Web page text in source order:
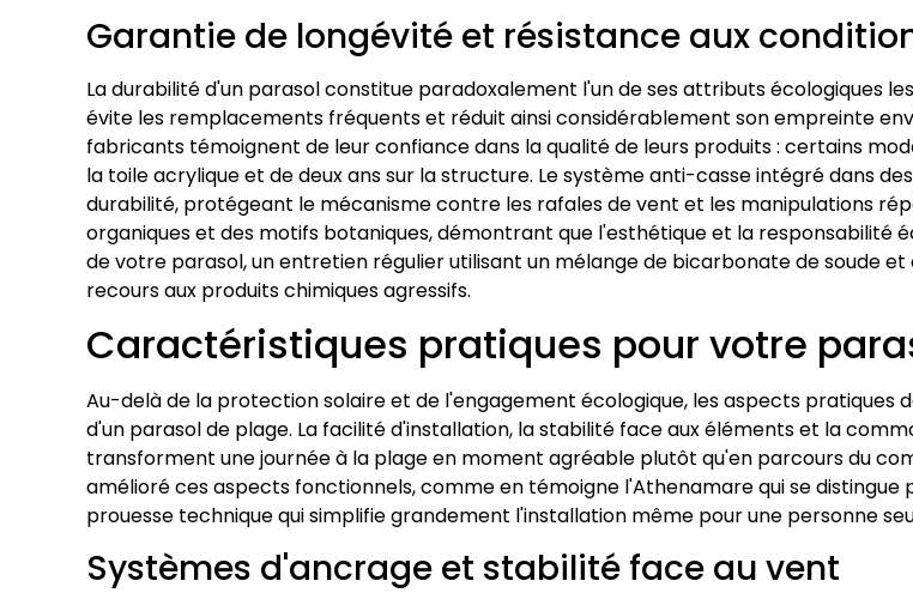
Garantie de longévité et résistance aux
La durabilité d'un parasol constitue paradoxalement l'un de ses attributs écologiques
évite les remplacements fréquents et réduit ainsi considérablement son empreinte
fabricants témoignent de leur confiance dans la qualité de leurs produits : certains
la toile acrylique et de deux ans sur la structure. Le système anti-casse intégré dans
durabilité, protégeant le mécanisme contre les rafales de vent et les manipulations
organiques et des motifs botaniques, démontrant que l'esthétique et la
de votre parasol, un entretien régulier utilisant un mélange de bicarbonate de soude
recours aux produits chimiques agressifs.
Caractéristiques pratiques pour votre
Au-delà de la protection solaire et de l'engagement écologique, les aspects
d'un parasol de plage. La facilité d'installation, la stabilité face aux éléments et la
transforment une journée à la plage en moment agréable plutôt qu'en parcours du
amélioré ces aspects fonctionnels, comme en témoigne l'Athenamare qui se
prouesse technique qui simplifie grandement l'installation même pour une personne
Systèmes d'ancrage et stabilité face au vent